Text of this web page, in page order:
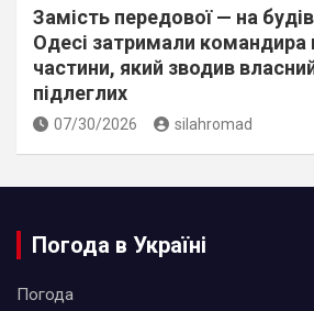
Замість передової — на
Одесі затримали командира
частини, який зводив
підлеглих
07/30/2026 silahromad
Погода в Україні
Погода